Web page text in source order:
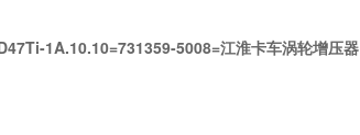
1A.10.10=731359-5008=江淮卡车涡轮增压器